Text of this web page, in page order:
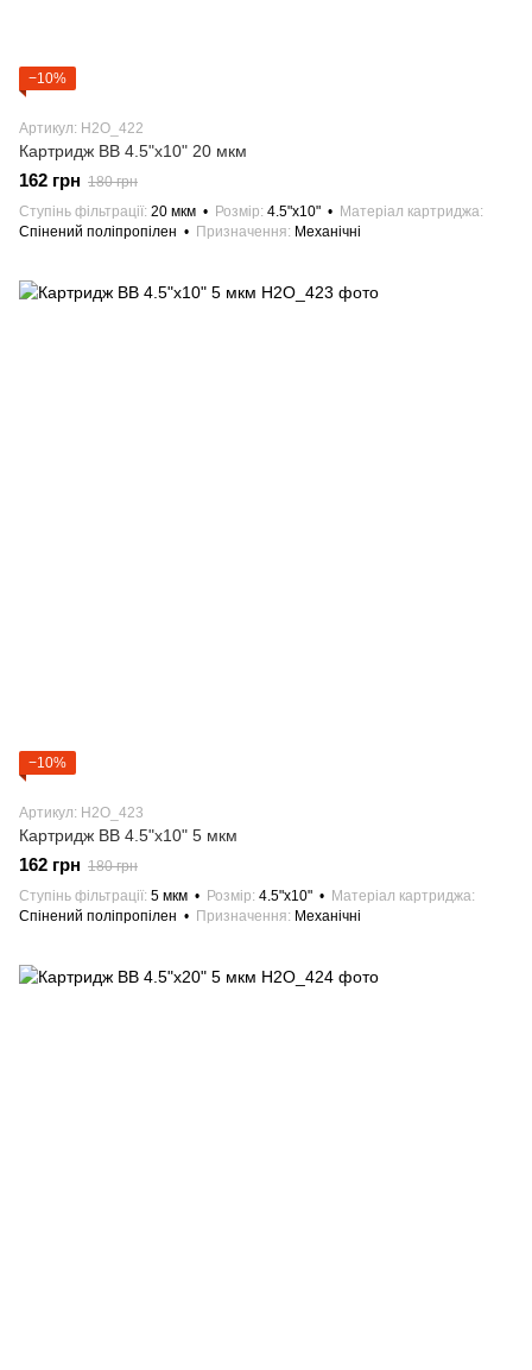
−10%
Артикул: H2O_422
Картридж BB 4.5"х10" 20 мкм
162 грн 180 грн
Ступінь фільтрації 20 мкм Розмір 4.5"х10"
Матеріал картриджа
Спінений поліпропілен
Призначення Механічні
−10%
Артикул: H2О_423
Картридж BB 4.5"х10" 5 мкм
162 грн 180 грн
Ступінь фільтрації 5 мкм Розмір 4.5"х10"
Матеріал картриджа
Спінений поліпропілен
Призначення Механічні